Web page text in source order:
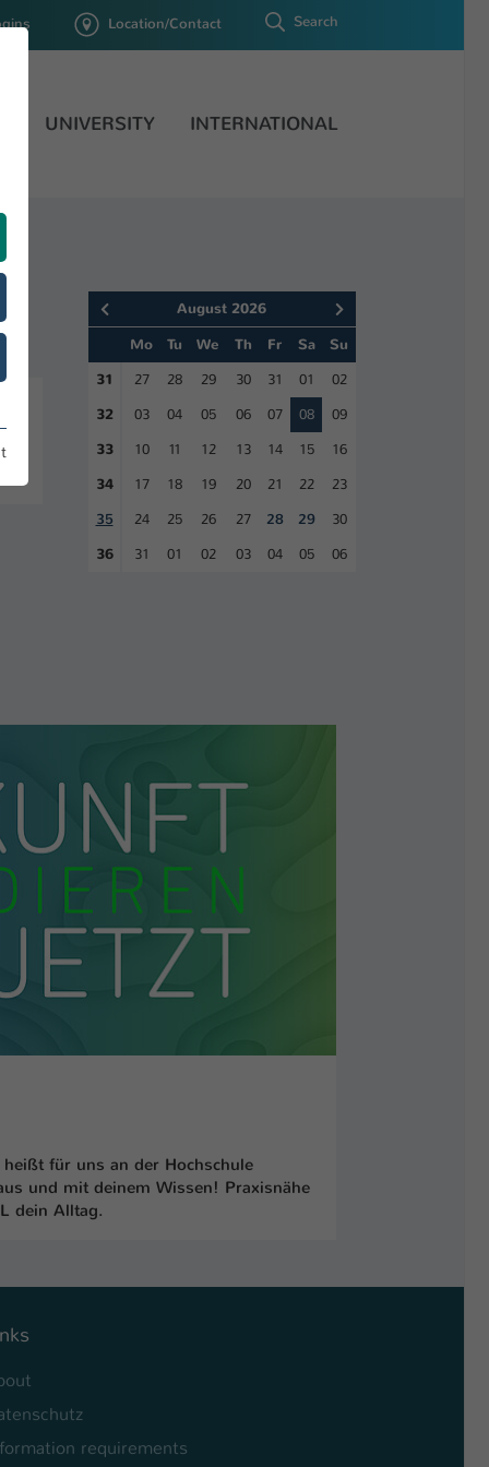
Location/Contact Search
UNIVERSITY INTERNATIONAL
August 2026
Mo
Tu We Th Fr Sa
Su
31
27 28 29 30 31 01 02
32 03 04 05 06 07 08 09
33 10 11 12 13 14 15 16
34 17 18 19 20 21 22
23
35
24 25 26 27 28 29 30
36 31 01 02 03 04 05 06
für uns an der Hochschule
und mit deinem Wissen! Praxisnähe
dein Alltag.
requirements